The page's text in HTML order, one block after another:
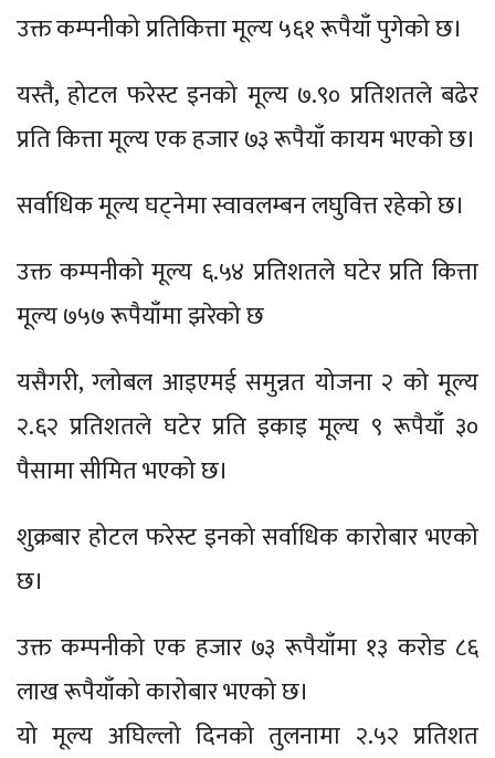
उक्त कम्पनीको प्रतिकित्ता मूल्य ५६१ रूपैयाँ पुगेको छ।
यस्तै, होटल फरेस्ट इनको मूल्य ७.९० प्रतिशतले बढेर
प्रति कित्ता मूल्य एक हजार ७३ रूपैयाँ कायम भएको छ।
सर्वाधिक मूल्य घट्नेमा स्वावलम्बन लघुवित्त रहेको छ।
उक्त कम्पनीको मूल्य ६.५४ प्रतिशतले घटेर प्रति कित्ता
मूल्य ७५७ रूपैयाँमा झरेको छ
यसैगरी, ग्लोबल आइएमई समुन्नत योजना २ को मूल्य
२.६२ प्रतिशतले घटेर प्रति इकाइ मूल्य ९ रूपैयाँ ३०
पैसामा सीमित भएको छ।
शुक्रबार होटल फरेस्ट इनको सर्वाधिक कारोबार भएको
छ।
उक्त कम्पनीको एक हजार ७३ रूपैयाँमा १३ करोड ८६
लाख रूपैयाँको कारोबार भएको छ।
यो मूल्य अघिल्लो दिनको तुलनामा २.५२ प्रतिशत